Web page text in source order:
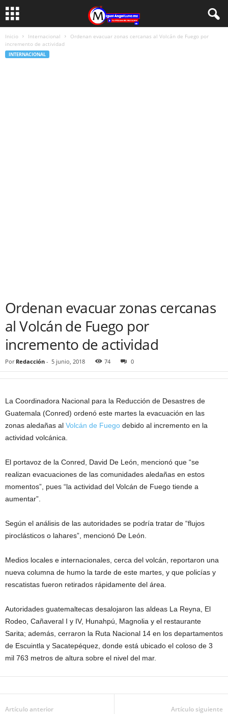
Inicio Internacional
Ordenan evacuar zonas cercanas al Volcán de Fuego por
incremento de actividad
INTERNACIONAL
Ordenan evacuar zonas cercanas
al Volcán de Fuego por
incremento de actividad
Por Redacción - 5 junio, 2018 74 0
La Coordinadora Nacional para la Reducción de Desastres de
Guatemala (Conred) ordenó este martes la evacuación en las
zonas aledañas al Volcán de Fuego debido al incremento en la
actividad volcánica.
El portavoz de la Conred, David De León, mencionó que “se
realizan evacuaciones de las comunidades aledañas en estos
momentos”, pues “la actividad del Volcán de Fuego tiende a
aumentar”.
Según el análisis de las autoridades se podría tratar de “flujos
piroclásticos o lahares”, mencionó De León.
Medios locales e internacionales, cerca del volcán, reportaron una
nueva columna de humo la tarde de este martes, y que policías y
rescatistas fueron retirados rápidamente del área.
Autoridades guatemaltecas desalojaron las aldeas La Reyna, El
Rodeo, Cañaveral I y IV, Hunahpú, Magnolia y el restaurante
Sarita; además, cerraron la Ruta Nacional 14 en los departamentos
de Escuintla y Sacatepéquez, donde está ubicado el coloso de 3
mil 763 metros de altura sobre el nivel del mar.
Artículo anterior Artículo siguiente